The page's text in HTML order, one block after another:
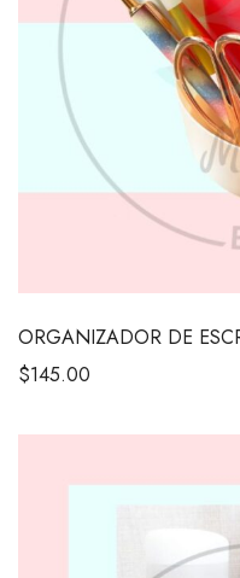
ORGANIZADOR DE
$145.00